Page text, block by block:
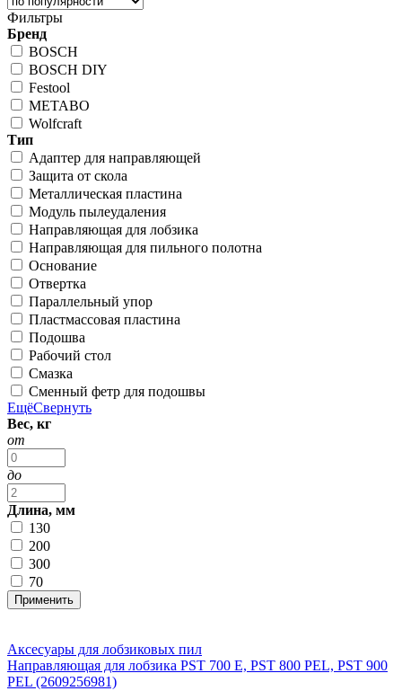
Фильтры
Бренд
BOSCH
BOSCH DIY
Festool
METABO
Wolfcraft
Тип
Адаптер для направляющей
Защита от скола
Металлическая пластина
Модуль пылеудаления
Направляющая для лобзика
Направляющая для пильного полотна
Основание
Отвертка
Параллельный упор
Пластмассовая пластина
Подошва
Рабочий стол
Смазка
Сменный фетр для подошвы
ЕщёСвернуть
Вес, кг
от
до
Длина, мм
130
200
300
70
Аксесуары для лобзиковых пил
Направляющая для лобзика PST 700 E, PST 800 PEL, PST 900
PEL (2609256981)